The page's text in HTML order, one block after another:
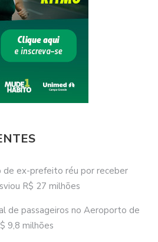
de ex-prefeito réu por receber
R$ 27 milhões
de passageiros no Aeroporto de
9,8 milhões